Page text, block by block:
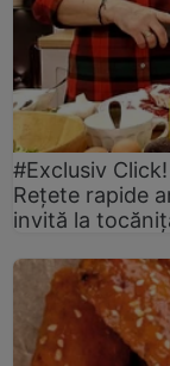
#Exclusiv Click!
Rețete rapide
invită la